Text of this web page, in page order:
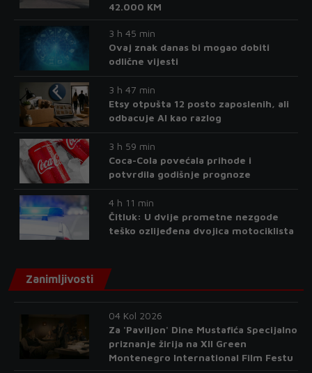
42.000 KM
3 h 45 min
Ovaj znak danas bi mogao dobiti
odlične vijesti
3 h 47 min
Etsy otpušta 12 posto zaposlenih, ali
odbacuje AI kao razlog
3 h 59 min
Coca-Cola povećala prihode i
potvrdila godišnje prognoze
4 h 11 min
Čitluk: U dvije prometne nezgode
teško ozlijeđena dvojica motociklista
Zanimljivosti
04 Kol 2026
Za 'Paviljon' Dine Mustafića Specijalno
priznanje žirija na XII Green
Montenegro International Film Festu